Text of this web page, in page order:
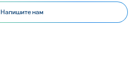
Напишите нам